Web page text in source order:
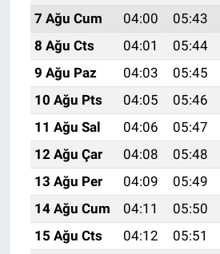
7 Ağu Cum
04:00 05:43
8 Ağu Cts
04:01 05:44
9 Ağu Paz
04:03 05:45
10 Ağu Pts
04:05 05:46
11 Ağu Sal
04:06 05:47
12 Ağu Çar
04:08 05:48
13 Ağu Per
04:09 05:49
14 Ağu Cum
04:11 05:50
15 Ağu Cts
04:12 05:51